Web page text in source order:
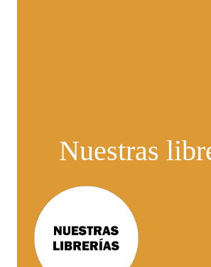
Nuestras